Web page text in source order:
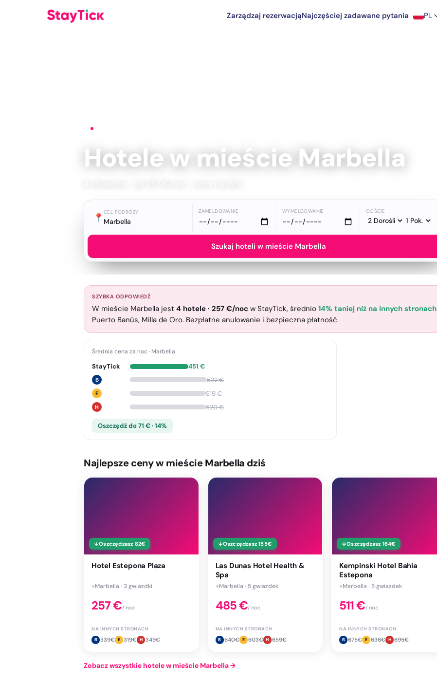
Zarządzaj rezerwacjąNajczęściej zadawane pytania PL
Hotele w mieście Marbella
📍 CEL PODRÓŻY
Marbella
ZAMELDOWANIE WYMELDOWANIE GOŚCIE
Szukaj hoteli w mieście Marbella
SZYBKA ODPOWIEDŹ
W mieście Marbella jest 4 hotele · 257 €/noc w StayTick, średnio 14% taniej niż na innych stronach
Puerto Banús, Milla de Oro. Bezpłatne anulowanie i bezpieczna płatność.
Średnia cena za noc · Marbella
StayTick 451 €
B 522€
E 519€
H 520€
Oszczędź do 71 € · 14%
Najlepsze ceny w mieście Marbella dziś
↓Oszczędzasz 82€
Hotel Estepona Plaza
●Marbella · 3 gwiazdki
257€/ noc
NA INNYCH STRONACH
B 339€ E 319€ H 349€
↓Oszczędzasz 155€
Las Dunas Hotel Health &
Spa
●Marbella · 5 gwiazdek
485€/ noc
NA INNYCH STRONACH
B 640€ E 603€ H 659€
↓Oszczędzasz 164€
Kempinski Hotel Bahia
Estepona
●Marbella · 5 gwiazdek
511€/ noc
NA INNYCH STRONACH
B 675€ E 636€ H 695€
Zobacz wszystkie hotele w mieście Marbella→